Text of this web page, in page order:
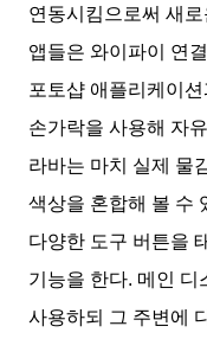
연동시킴으로써 새
앱들은 와이파이 연
포토샵 애플리케이
손가락을 사용해 자
라바는 마치 실제 물
색상을 혼합해 볼 수
다양한 도구 버튼을
기능을 한다. 메인 디
사용하되 그 주변에